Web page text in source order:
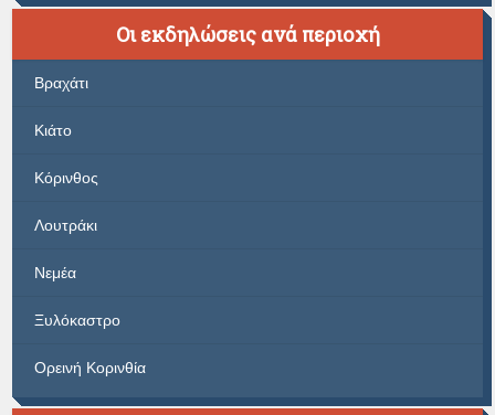
Οι εκδηλώσεις ανά περιοχή
Βραχάτι
Κιάτο
Κόρινθος
Λουτράκι
Νεμέα
Ξυλόκαστρο
Ορεινή Κορινθία